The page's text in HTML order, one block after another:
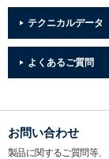
テクニカルデータ
よくあるご質問
お問い合わせ
製品に関するご質問等、